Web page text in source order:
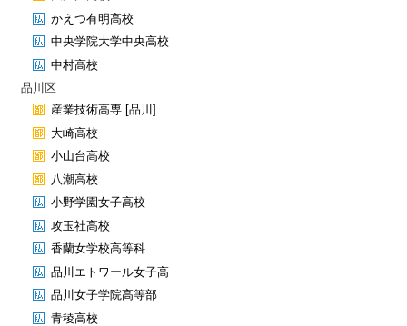
かえつ有明高校
中央学院大学中央高校
中村高校
品川区
産業技術高専 [品川]
大崎高校
小山台高校
八潮高校
小野学園女子高校
攻玉社高校
香蘭女学校高等科
品川エトワール女子高
品川女子学院高等部
青稜高校